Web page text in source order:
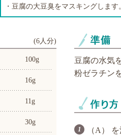
・豆腐の大豆臭をマスキングします。
(6人分)
100g
16g
11g
30g
豆腐の水気
粉ゼラチン
（A）